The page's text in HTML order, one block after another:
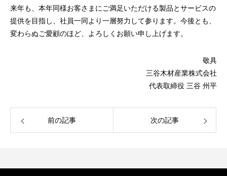
来年も、本年同様お客さまにご満足いただける製品とサービスの
提供を目指し、社員一同より一層努力して参ります。今後とも、
変わらぬご愛顧のほど、よろしくお願い申し上げます。
敬具
三谷木材産業株式会社
代表取締役 三谷 州平
前の記事 次の記事